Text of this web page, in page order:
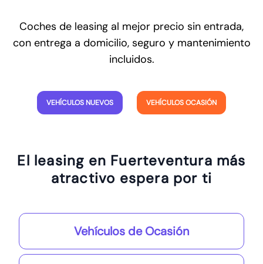
Coches de leasing al mejor precio sin entrada,
con entrega a domicilio, seguro y mantenimiento
incluidos.
VEHÍCULOS NUEVOS VEHÍCULOS OCASIÓN
El leasing en Fuerteventura más
atractivo espera por ti
Vehículos de Ocasión